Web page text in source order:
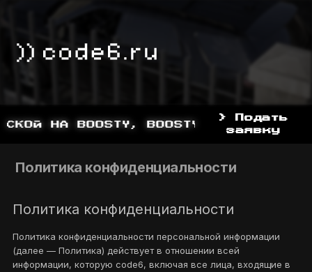
НА BOOSTY, BOOSTY.TO/YDDY
> Подать
заявку
Политика конфиденциальности
Политика конфиденциальности
Политика конфиденциальности персональной информации
(далее — Политика) действует в отношении всей
информации, которую code6, включая все лица, входящие в